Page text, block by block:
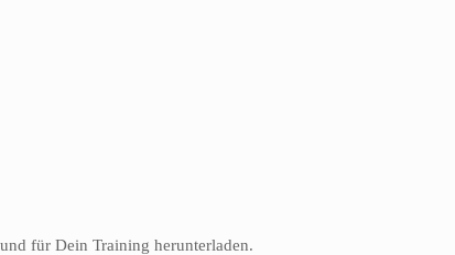
für Dein Training herunterladen.